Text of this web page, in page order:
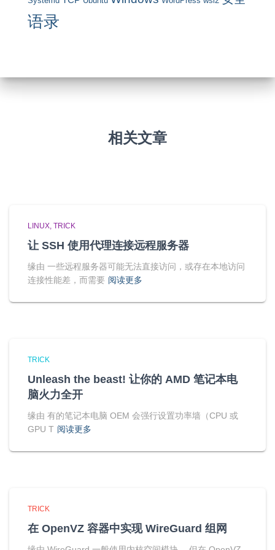
语录
相关文章
LINUX TRICK
让 SSH 使用代理连接远程服务器
缘由 一些远程服务器可能无法直接访问，或存在本地访问
连接性能差，而需要 阅读更多
TRICK
Unleash the beast! 让你的 AMD 笔记本电
脑火力全开
缘由 有的笔记本电脑 OEM 会强行设置功率墙（CPU 或
GPU T 阅读更多
TRICK
在 OpenVZ 容器中实现 WireGuard 组网